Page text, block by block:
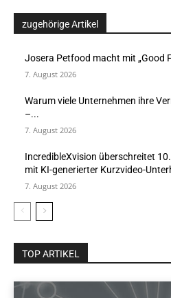
zugehörige Artikel
Josera Petfood macht mit „Good
7. August 2026
Warum viele Unternehmen ihre
–...
7. August 2026
IncredibleXvision überschreitet
mit KI-generierter Kurzvideo-
7. August 2026
TOP ARTIKEL